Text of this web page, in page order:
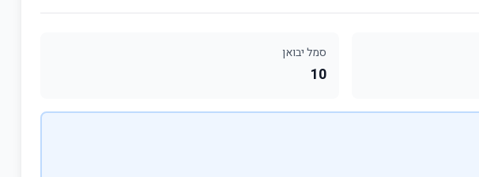
סמל יבואן
10